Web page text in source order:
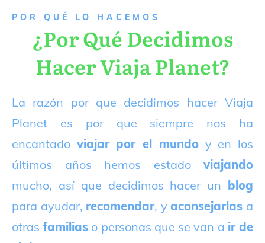
P OR QUÉ LO HACEMOS
¿Por Qué Decidimos
Hacer Viaja Planet?
La razón por que decidimos hacer Viaja
Planet es por que siempre nos ha
encantado viajar por el mundoy en los
últimos años hemos estado viajando
mucho, así que decidimos hacer un blog
para ayudar, recomendar, yaconsejarlas a
otrasfamilias o personas que se van a ir de